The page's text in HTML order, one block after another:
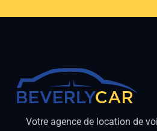
Votre agence de location de